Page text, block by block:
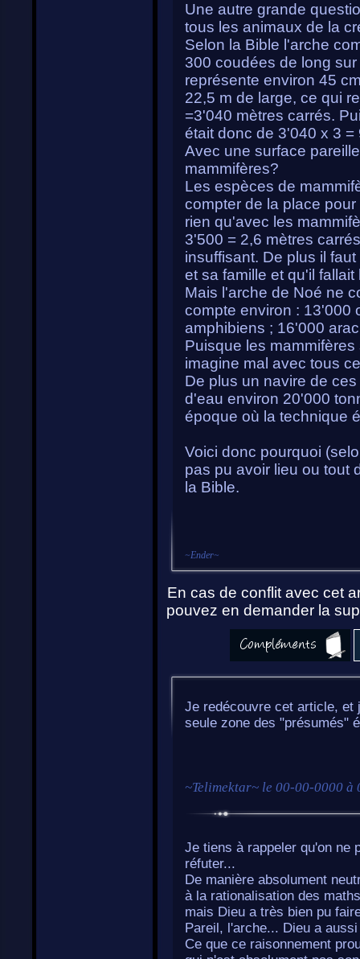
Une autre grande
tous les animaux de la
Selon la Bible l'arche
300 coudées de long
représente environ 45
22,5 m de large, ce qui
=3'040 mètres carrés.
était donc de 3'040 x 3
Avec une surface
mammifères?
Les espèces de
compter de la place
rien qu'avec les
3'500 = 2,6 mètres
insuffisant. De plus il
et sa famille et qu'il
Mais l'arche de Noé ne
compte environ : 13'000
amphibiens ; 16'000
Puisque les
imagine mal avec tous
De plus un navire de
d'eau environ 20'000
époque où la technique
Voici donc pourquoi
pas pu avoir lieu ou tout
la Bible.
~Ender~
En cas de conflit avec cet
pouvez en demander la
Je redécouvre cet article, et
seule zone des "présumés"
~Telimektar~ le 00-00-0000 à
Je tiens à rappeler qu'on ne
réfuter...
De manière absolument
à la rationalisation des
mais Dieu a très bien pu
Pareil, l'arche... Dieu a
Ce que ce raisonnement